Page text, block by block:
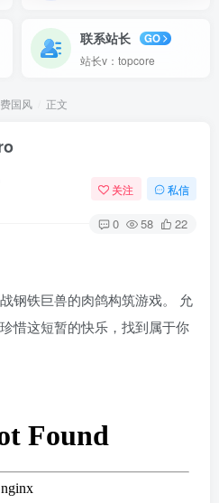
Android软件
联系站长
GO
站长v：topcore
国风 正文
关注 私信
0 58 22
钢铁巨兽的肉鸽构筑游戏。 允
惜这短暂的快乐，找到属于你